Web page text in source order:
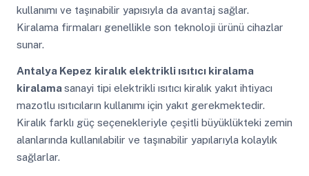
kullanımı ve taşınabilir yapısıyla da avantaj sağlar.
Kiralama firmaları genellikle son teknoloji ürünü cihazlar
sunar.
Antalya Kepez kiralık elektrikli ısıtıcı kiralama
kiralamasanayi tipi elektrikli ısıtıcı kiralık yakıt ihtiyacı
mazotlu ısıtıcıların kullanımı için yakıt gerekmektedir.
Kiralık farklı güç seçenekleriyle çeşitli büyüklükteki zemin
alanlarında kullanılabilir ve taşınabilir yapılarıyla kolaylık
sağlarlar.